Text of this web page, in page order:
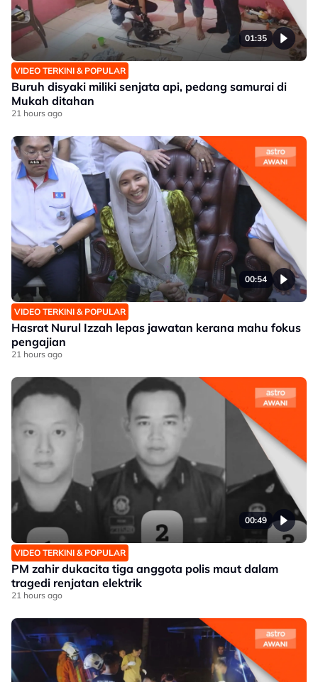
01:35
VIDEO TERKINI & POPULAR
Buruh disyaki miliki senjata api, pedang samurai di
Mukah ditahan
21 hours ago
00:54
VIDEO TERKINI & POPULAR
Hasrat Nurul Izzah lepas jawatan kerana mahu fokus
pengajian
21 hours ago
00:49
VIDEO TERKINI & POPULAR
PM zahir dukacita tiga anggota polis maut dalam
tragedi renjatan elektrik
21 hours ago